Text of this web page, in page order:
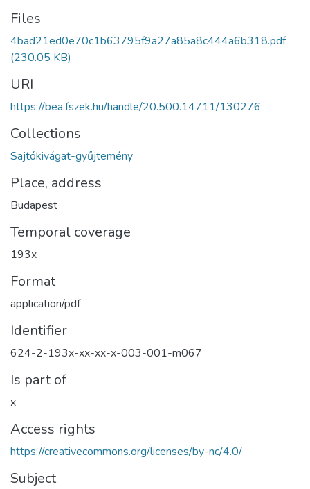
Files
4bad21ed0e70c1b63795f9a27a85a8c444a6b318.pdf
(230.05 KB)
URI
https://bea.fszek.hu/handle/20.500.14711/130276
Collections
Sajtókivágat-gyűjtemény
Place, address
Budapest
Temporal coverage
193x
Format
application/pdf
Identifier
624-2-193x-xx-xx-x-003-001-m067
Is part of
x
Access rights
https://creativecommons.org/licenses/by-nc/4.0/
Subject